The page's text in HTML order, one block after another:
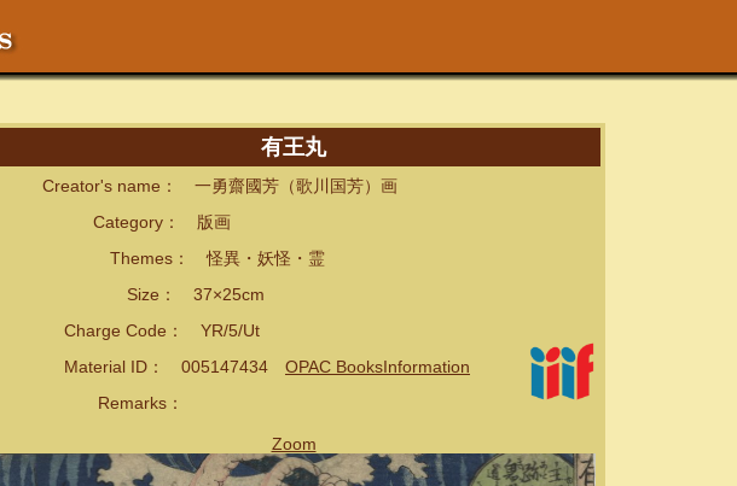
有王丸
Creator's name： 一勇齋國芳（歌川国芳）画
Category： 版画
Themes： 怪異・妖怪・霊
Size： 37×25cm
Charge Code： YR/5/Ut
Material ID： 005147434 OPAC BooksInformation
Remarks：
Zoom